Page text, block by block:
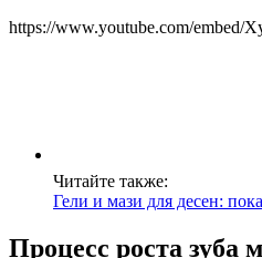
https://www.youtube.com/embed/
Читайте также:
Гели и мази для десен:
Процесс роста зуба